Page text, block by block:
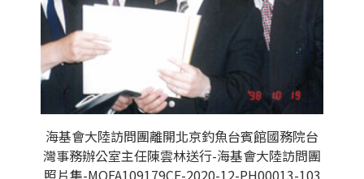
海基會大陸訪問團離開北京釣魚台賓館國務院台
灣事務辦公室主任陳雲林送行-海基會大陸訪問團
照片集-MOFA109179CF-2020-12-PH00013-103